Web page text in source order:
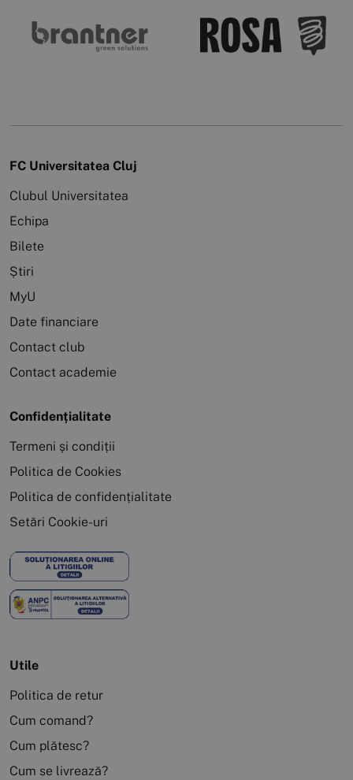
FC Universitatea Cluj
Clubul Universitatea
Echipa
Bilete
Știri
MyU
Date financiare
Contact club
Contact academie
Confidențialitate
Termeni și condiții
Politica de Cookies
Politica de confidențialitate
Setări Cookie-uri
Utile
Politica de retur
Cum comand?
Cum plătesc?
Cum se livrează?